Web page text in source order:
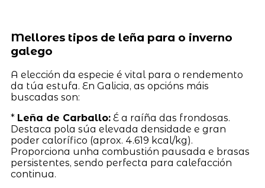
Mellores tipos de leña para o inverno
galego
A elección da especie é vital para o rendemento
da túa estufa. En Galicia, as opcións máis
buscadas son:
* Leña de Carballo:É a raíña das frondosas.
Destaca pola súa elevada densidade e gran
poder calorífico (aprox. 4.619 kcal/kg).
Proporciona unha combustión pausada e brasas
persistentes, sendo perfecta para calefacción
continua.